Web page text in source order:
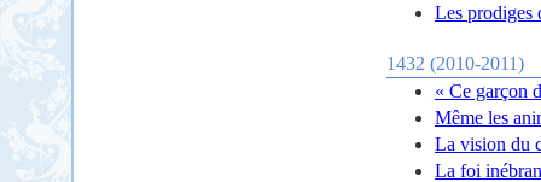
Les prodiges
1432 (2010-2011)
« Ce garçon
Même les
La vision du
La foi